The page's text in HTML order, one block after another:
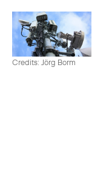
Credits: Jörg Borm